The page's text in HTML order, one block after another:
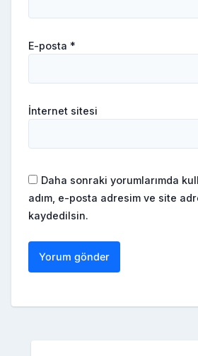
E-posta *
İnternet sitesi
Daha sonraki yorumlarımda
adım, e-posta adresim ve site
kaydedilsin.